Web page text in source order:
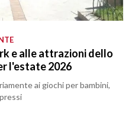
e alle attrazioni dello
l'estate 2026
ai giochi per bambini,